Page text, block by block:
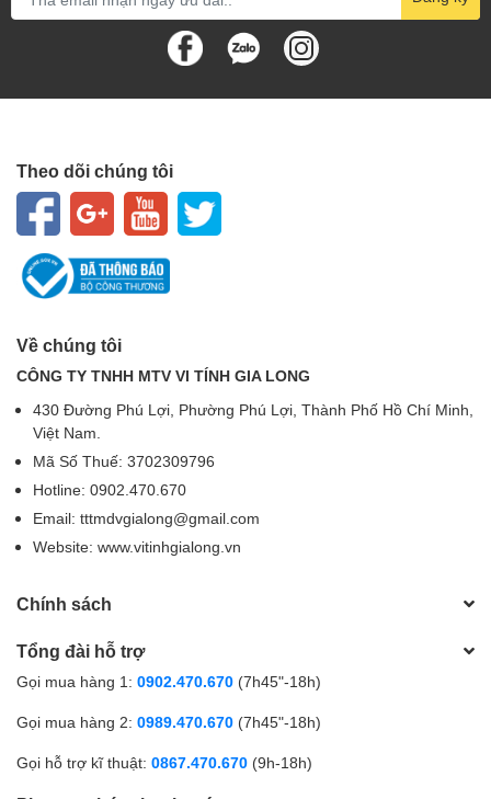
Theo dõi chúng tôi
Về chúng tôi
CÔNG TY TNHH MTV VI TÍNH GIA LONG
430 Đường Phú Lợi, Phường Phú Lợi, Thành Phố Hồ Chí Minh,
Việt Nam.
Mã Số Thuế: 3702309796
Hotline: 0902.470.670
Email: tttmdvgialong@gmail.com
Website: www.vitinhgialong.vn
Chính sách
Tổng đài hỗ trợ
Gọi mua hàng 1: 0902.470.670 (7h45"-18h)
Gọi mua hàng 2: 0989.470.670 (7h45"-18h)
Gọi hỗ trợ kĩ thuật: 0867.470.670 (9h-18h)